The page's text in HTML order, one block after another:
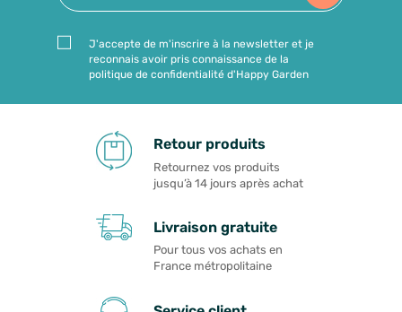
J'accepte de m'inscrire à la newsletter et je
reconnais avoir pris connaissance de la
politique de confidentialité d'Happy Garden
Retour produits
Retournez vos produits
jusqu’à 14 jours après achat
Livraison gratuite
Pour tous vos achats en
France métropolitaine